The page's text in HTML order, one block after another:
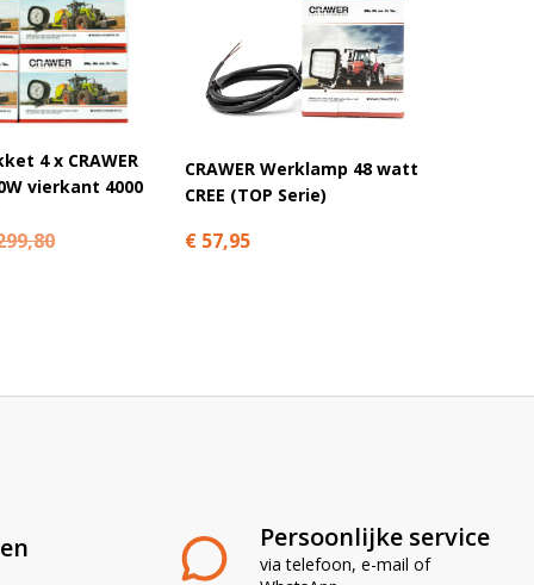
4 x CRAWER
vierkant 4000
CRAWER Werklamp 48 watt
CREE (TOP Serie)
€ 57,95
Persoonlijke service
via telefoon, e-mail of